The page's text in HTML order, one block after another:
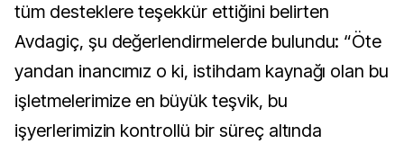
tüm desteklere teşekkür ettiğini belirten
Avdagiç, şu değerlendirmelerde bulundu: “Öte
yandan inancımız o ki, istihdam kaynağı olan bu
işletmelerimize en büyük teşvik, bu
işyerlerimizin kontrollü bir süreç altında